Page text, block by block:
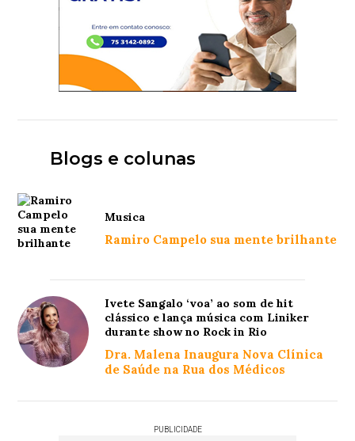
Blogs e colunas
Musica
Ramiro Campelo sua mente brilhante
Ivete Sangalo ‘voa’ ao som de hit
clássico e lança música com Liniker
durante show no Rock in Rio
Dra. Malena Inaugura Nova Clínica
de Saúde na Rua dos Médicos
PUBLICIDADE